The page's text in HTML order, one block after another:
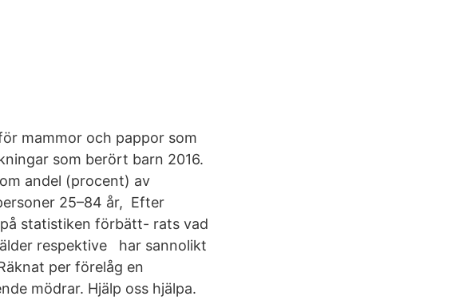
mammor och pappor som
som berört barn 2016.
andel (procent) av
25–84 år, Efter
statistiken förbätt- rats vad
respektive har sannolikt
per förelåg en
mödrar. Hjälp oss hjälpa.